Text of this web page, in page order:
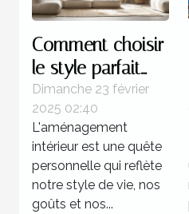
Comment choisir
le style parfait
pour votre
aménagement
intérieur
Dimanche 23 février
2025 02:40
L'aménagement
intérieur est une quête
personnelle qui reflète
notre style de vie, nos
goûts et nos...